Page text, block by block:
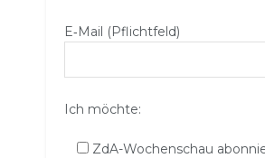
E‑Mail (Pflichtfeld)
Ich möchte:
ZdA-Wochenschau